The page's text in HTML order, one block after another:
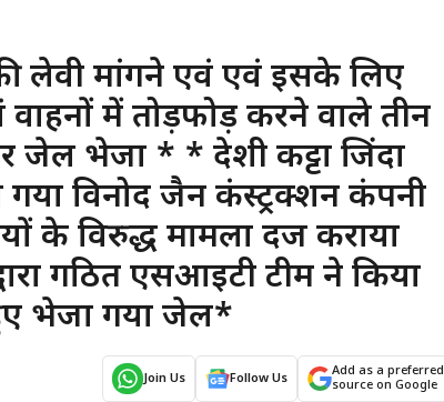
लेवी मांगने एवं एवं इसके लिए
वाहनों में तोड़फोड़ करने वाले तीन
जेल भेजा * * देशी कट्टा जिंदा
विनोद जैन कंस्ट्रक्शन कंपनी
के विरुद्ध मामला दर्ज कराया
गठित एसआईटी टीम ने किया
भेजा गया जेल*
Join Us Follow Us
Add as a preferred
source on Google